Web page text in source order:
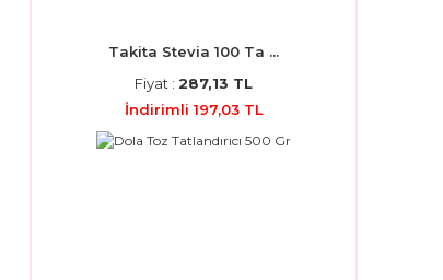
Takita Stevia 100 Ta ...
Fiyat : 287,13 TL
İndirimli 197,03 TL